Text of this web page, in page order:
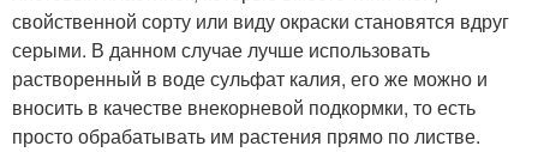
свойственной сорту или виду окраски становятся вдруг
серыми. В данном случае лучше использовать
растворенный в воде сульфат калия, его же можно и
вносить в качестве внекорневой подкормки, то есть
просто обрабатывать им растения прямо по листве.